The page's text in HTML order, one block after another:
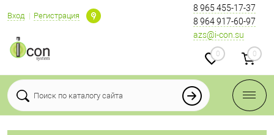
Вход Регистрация
8 965 455-17-37
8 964 917-60-97
azs@i-con.su
0 0